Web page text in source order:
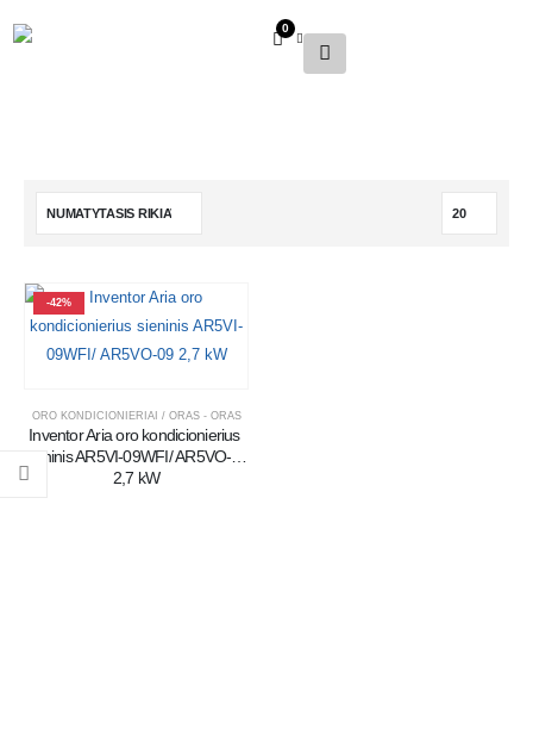
0
-42%
ORO KONDICIONIERIAI / ORAS - ORAS
Inventor Aria oro kondicionierius
sieninis AR5VI-09WFI/ AR5VO-09
2,7 kW